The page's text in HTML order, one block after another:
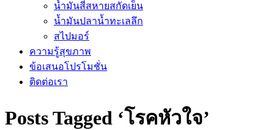
น้ำมันสี่สหายสกัดเย็น
น้ำมันปลาน้ำทะเลลึก
สไปมอร์
ความรู้สุขภาพ
ข้อเสนอโปรโมชั่น
ติดต่อเรา
Posts Tagged ‘โรคหัวใจ’